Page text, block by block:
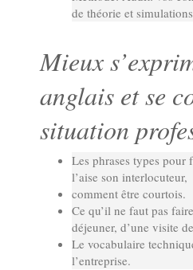
de théorie et
Mieux
anglais et se
situation
Les phrases types pour
l’aise son interlocuteur,
comment être courtois.
Ce qu’il ne faut pas
déjeuner, d’une visite
Le vocabulaire
l’entreprise.